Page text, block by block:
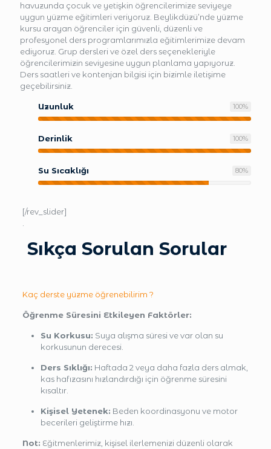
havuzunda çocuk ve yetişkin öğrencilerimize seviyeye
uygun yüzme eğitimleri veriyoruz. Beylikdüzü’nde yüzme
kursu arayan öğrenciler için güvenli, düzenli ve
profesyonel ders programlarımızla eğitimlerimize devam
ediyoruz. Grup dersleri ve özel ders seçenekleriyle
öğrencilerimizin seviyesine uygun planlama yapıyoruz.
Ders saatleri ve kontenjan bilgisi için bizimle iletişime
geçebilirsiniz.
Uzunluk 100%
Derinlik 100%
Su Sıcaklığı 80%
[/rev_slider]
.
Sıkça Sorulan Sorular
Kaç derste yüzme öğrenebilirim ?
Öğrenme Süresini Etkileyen Faktörler:
Su Korkusu: Suya alışma süresi ve var olan su
korkusunun derecesi.
Ders Sıklığı: Haftada 2 veya daha fazla ders almak,
kas hafızasını hızlandırdığı için öğrenme süresini
kısaltır.
Kişisel Yetenek: Beden koordinasyonu ve motor
becerileri geliştirme hızı.
Not: Eğitmenlerimiz, kişisel ilerlemenizi düzenli olarak